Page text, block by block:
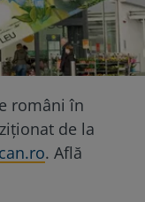
români în
de la
. Află